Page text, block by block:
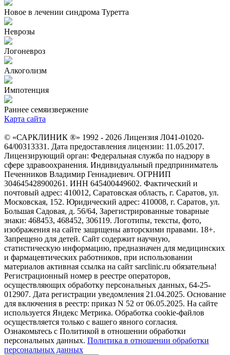
Новое в лечении синдрома Туретта
Неврозы
Логоневроз
Алкоголизм
Импотенция
Раннее семяизвержение
Карта сайта
© «САРКЛИНИК ®» 1992 - 2026 Лицензия Л041-01020-
64/00313331. Дата предоставления лицензии: 11.05.2017.
Лицензирующий орган: Федеральная служба по надзору в
сфере здравоохранения. Индивидуальный предприниматель
Печенников Владимир Геннадиевич. ОГРНИП
304645428900261. ИНН 645400449602. Фактический и
почтовый адрес: 410012, Саратовская область, г. Саратов, ул.
Московская, 152. Юридический адрес: 410008, г. Саратов, ул.
Большая Садовая, д. 56/64, Зарегистрированные товарные
знаки: 468453, 468452, 306119. Логотипы, тексты, фото,
изображения на сайте защищены авторскими правами. 18+.
Запрещено для детей. Сайт содержит научную,
статистическую информацию, предназначен для медицинских
и фармацевтических работников, при использовании
материалов активная ссылка на сайт sarclinic.ru обязательна!
Регистрационный номер в реестре операторов,
осуществляющих обработку персональных данных, 64-25-
012907. Дата регистрации уведомления 21.04.2025. Основание
для включения в реестр: приказ N 52 от 06.05.2025. На сайте
используется Яндекс Метрика. Обработка cookie-файлов
осуществляется только с вашего явного согласия.
Ознакомьтесь с Политикой в отношении обработки
персональных данных. Политика в отношении обработки
персональных данных